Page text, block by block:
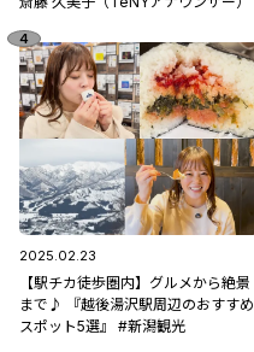
2025.02.23
【駅チカ徒歩圏内】グルメから絶景
まで♪ 『越後湯沢駅周辺のおすすめ
スポット5選』 #新潟観光